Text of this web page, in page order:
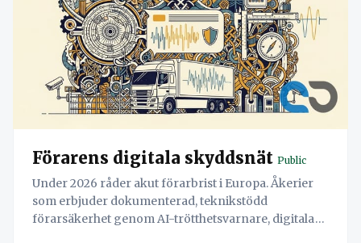
Förarens digitala skyddsnät Public
Under 2026 råder akut förarbrist i Europa. Åkerier
som erbjuder dokumenterad, teknikstödd
förarsäkerhet genom AI-trötthetsvarnare, digitala